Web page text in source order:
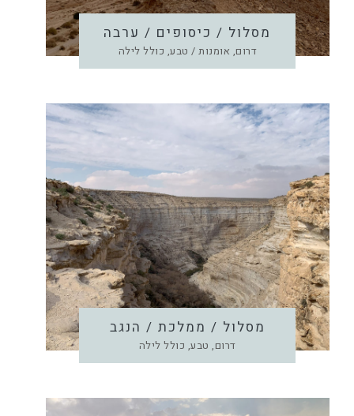
מסלול / כיסופים / ערבה
דרום, אומנות / טבע, כולל לילה
מסלול / ממלכת / הנגב
דרום, טבע, כולל לילה